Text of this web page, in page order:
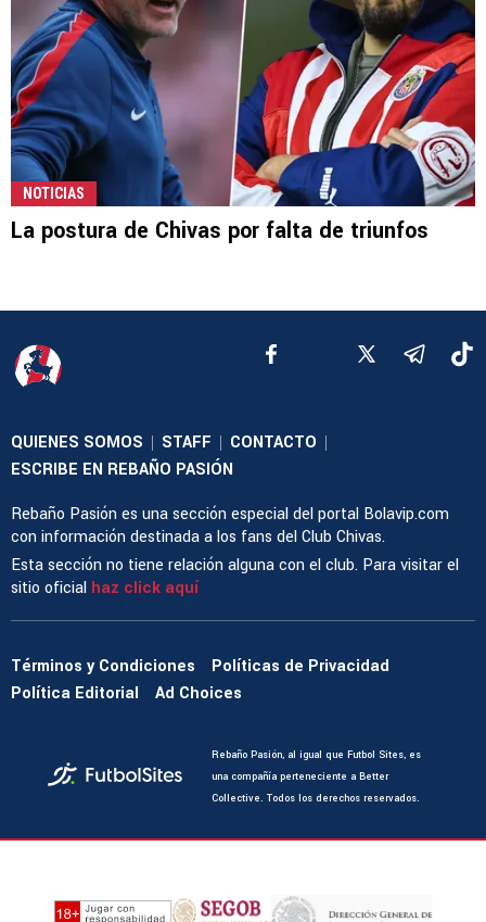
NOTICIAS
La postura de Chivas por falta de triunfos
QUIENES SOMOS | STAFF | CONTACTO |
ESCRIBE EN REBAÑO PASIÓN
Rebaño Pasión es una sección especial del portal Bolavip.com
con información destinada a los fans del Club Chivas.
Esta sección no tiene relación alguna con el club. Para visitar el
sitio oficial haz click aquí
Términos y Condiciones
Políticas de Privacidad
Política Editorial
Ad Choices
Rebaño Pasión, al igual que Futbol Sites, es
una compañía perteneciente a Better
Collective. Todos los derechos reservados.